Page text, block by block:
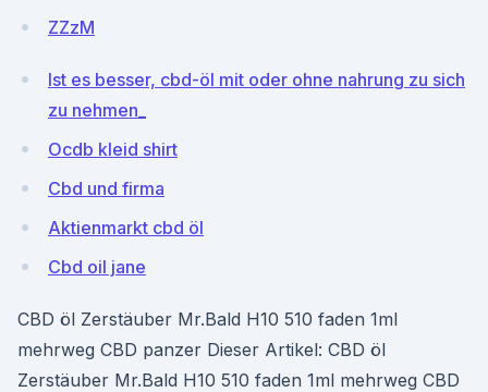
ZZzM
Ist es besser, cbd-öl mit oder ohne nahrung zu sich
zu nehmen_
Ocdb kleid shirt
Cbd und firma
Aktienmarkt cbd öl
Cbd oil jane
CBD öl Zerstäuber Mr.Bald H10 510 faden 1ml
mehrweg CBD panzer Dieser Artikel: CBD öl
Zerstäuber Mr.Bald H10 510 faden 1ml mehrweg CBD